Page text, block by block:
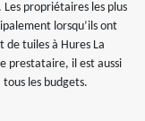
Les propriétaires les plus
lorsqu’ils ont
de tuiles à Hures La
prestataire, il est aussi
tous les budgets.